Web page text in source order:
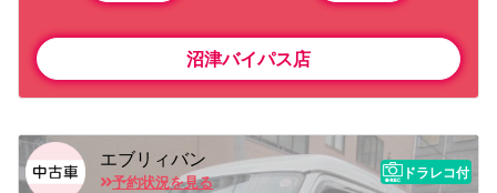
沼津バイパス店
エブリィバン
予約状況を見る
ドラレコ付